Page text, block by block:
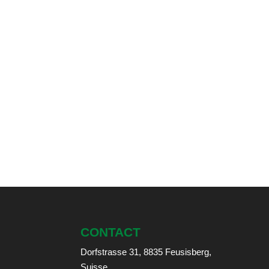
CONTACT
Dorfstrasse 31, 8835 Feusisberg,
Suisse